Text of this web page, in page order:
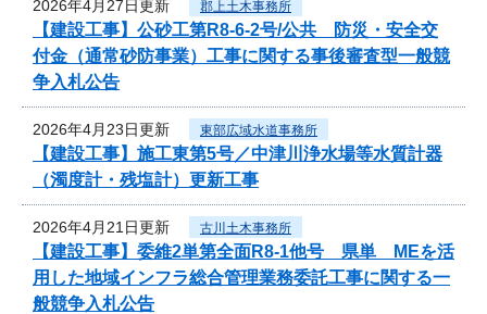
2026年4月27日更新 郡上土木事務所
【建設工事】公砂工第R8-6-2号/公共 防災・安全交
付金（通常砂防事業）工事に関する事後審査型一般競
争入札公告
2026年4月23日更新 東部広域水道事務所
【建設工事】施工東第5号／中津川浄水場等水質計器
（濁度計・残塩計）更新工事
2026年4月21日更新 古川土木事務所
【建設工事】委維2単第全面R8-1他号 県単 MEを活
用した地域インフラ総合管理業務委託工事に関する一
般競争入札公告